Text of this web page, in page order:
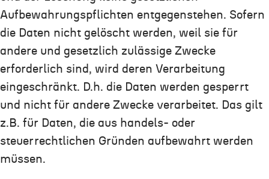
Aufbewahrungspflichten entgegenstehen. Sofern
die Daten nicht gelöscht werden, weil sie für
andere und gesetzlich zulässige Zwecke
erforderlich sind, wird deren Verarbeitung
eingeschränkt. D.h. die Daten werden gesperrt
und nicht für andere Zwecke verarbeitet. Das gilt
z.B. für Daten, die aus handels- oder
steuerrechtlichen Gründen aufbewahrt werden
müssen.